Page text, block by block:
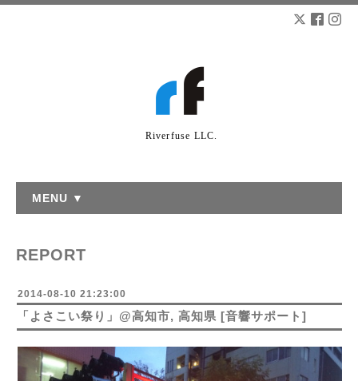
Riverfuse LLC.
MENU ▼
REPORT
2014-08-10 21:23:00
「よさこい祭り」@高知市, 高知県 [音響サポート]